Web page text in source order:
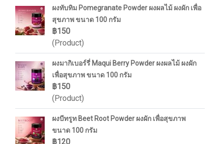
ผงทับทิม Pomegranate Powder ผงผลไม้ ผงผัก เพื่อ
สุขภาพ ขนาด 100 กรัม
฿150
(Product)
ผงมากิเบอร์รี่ Maqui Berry Powder ผงผลไม้ ผงผัก
เพื่อสุขภาพ ขนาด 100 กรัม
฿150
(Product)
ผงบีทรูท Beet Root Powder ผงผัก เพื่อสุขภาพ
ขนาด 100 กรัม
฿120